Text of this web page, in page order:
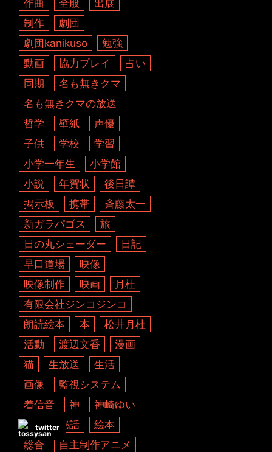
作曲
全般
出展
制作
劇団
劇団kanikuso
勉強
動画
協力プレイ
占い
同期
名も無きクマ
名も無きクマの放送
哲学
壁紙
声優
子供
学校
学習
小学一年生
小学館
小説
年賀状
後日譚
掲示板
携帯
斉藤太一
新ガラパゴス
旅
日の丸シェーダー
日記
早口道場
映像
映像制作
映画
月杜
有限会社ジンコジンコ
朗読絵本
本
松井月杜
活動
渡辺文香
漫画
猫
生放送
生活
画像
監視システム
着信音
神
神崎ゆい
秘密
秘話
絵本
総合
自主制作アニメ
twitter